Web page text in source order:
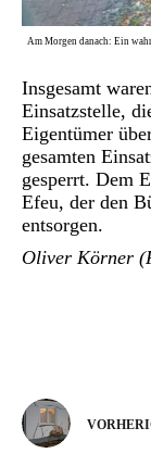
Am Morgen danach: Ein
Insgesamt
Einsatzstelle,
Eigentümer
gesamten
gesperrt. Dem
Efeu, der den
entsorgen.
Oliver Körner